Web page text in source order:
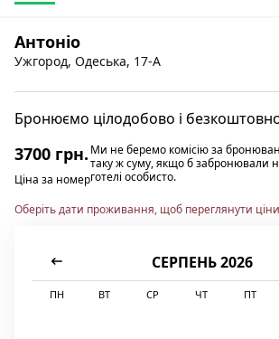
Антоніо
Ужгород, Одеська, 17-А
Бронюємо цілодобово і
3700 грн.
Ціна за номер
Ми не беремо комісію за
таку ж суму, якщо б забронювали
готелі особисто.
Оберіть дати проживання, щоб переглянути
СЕРПЕНЬ 2026
ПН ВТ СР ЧТ ПТ